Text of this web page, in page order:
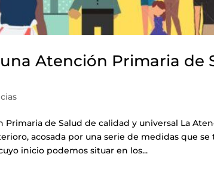
Atención Primaria de
de Salud de calidad y universal La
acosada por una serie de medidas que
inicio podemos situar en los...